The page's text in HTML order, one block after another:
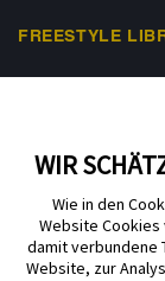
FREESTYLE
RECHTLICHES
Nutzungsbedingungen
Cookie-Präferenzen
WIR
Wie in den
Website
damit verbundene
Website, zur